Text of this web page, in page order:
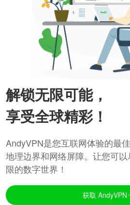
解锁无限可能，
享受全球精彩！
AndyVPN是您互联网体验的最
地理边界和网络屏障。让您可
限的数字世界！
获取 AndyVPN